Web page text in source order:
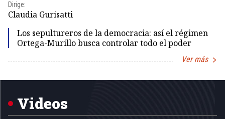
Dirige:
Claudia Gurisatti
Los sepultureros de la democracia: así el régimen
Ortega-Murillo busca controlar todo el poder
Ver más
1
Videos